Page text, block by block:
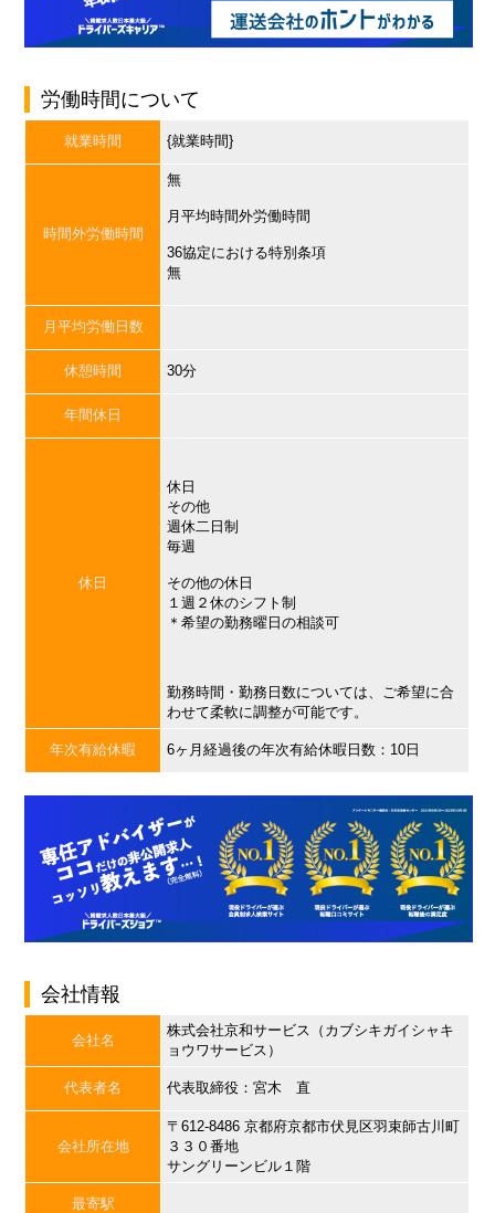
労働時間について
就業時間 {就業時間}
時間外労働時間
無
月平均時間外労働時間
36協定における特別条項
無
月平均労働日数
休憩時間 30分
年間休日
休日
休日
その他
週休二日制
毎週
その他の休日
１週２休のシフト制
＊希望の勤務曜日の相談可
勤務時間・勤務日数については、ご希望に合
わせて柔軟に調整が可能です。
年次有給休暇 6ヶ月経過後の年次有給休暇日数：10日
会社情報
会社名
株式会社京和サービス（カブシキガイシャキ
ョウワサービス）
代表者名 代表取締役：宮木 直
会社所在地
〒612-8486 京都府京都市伏見区羽束師古川町
３３０番地
サングリーンビル１階
最寄駅